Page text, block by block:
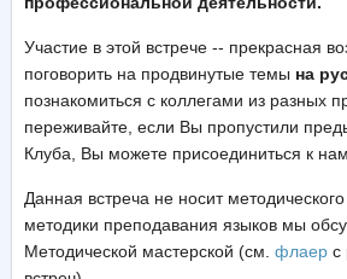
Участие в этой встрече -- прекрасная
поговорить на продвинутые темы на
познакомиться с коллегами из разных
переживайте, если Вы пропустили
Клуба, Вы можете присоединиться к
Данная встреча не носит
методики преподавания языков мы
Методической мастерской (см. флаер с